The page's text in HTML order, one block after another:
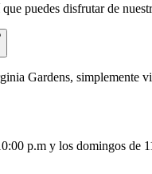
puedes disfrutar de
Gardens, simplemente
p.m y los domingos